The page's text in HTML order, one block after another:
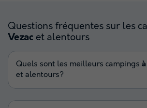
Questions fréquentes sur les
Vezac et alentours
Quels sont les meilleurs campings
et alentours?